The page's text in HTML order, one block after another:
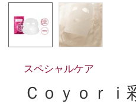
スペシャルケア
Ｃｏｙｏｒｉ